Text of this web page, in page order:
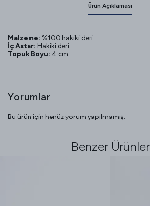
Ürün Açıklaması
Malzeme: %100 hakiki deri
İç Astar: Hakiki deri
Topuk Boyu: 4 cm
Yorumlar
Bu ürün için henüz yorum yapılmamış.
Benzer Ürünler